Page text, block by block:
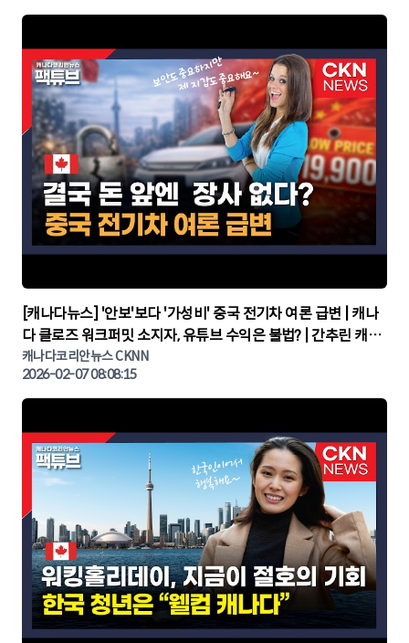
▶
[캐나다뉴스] '안보'보다 '가성비' 중국 전기차 여론 급변 | 캐나
다 클로즈 워크퍼밋 소지자, 유튜브 수익은 불법? | 간추린 캐나
다뉴스 | CKNNEWS, 캐나다코리안뉴스
캐나다코리안뉴스 CKNN
2026-02-07 08:08:15